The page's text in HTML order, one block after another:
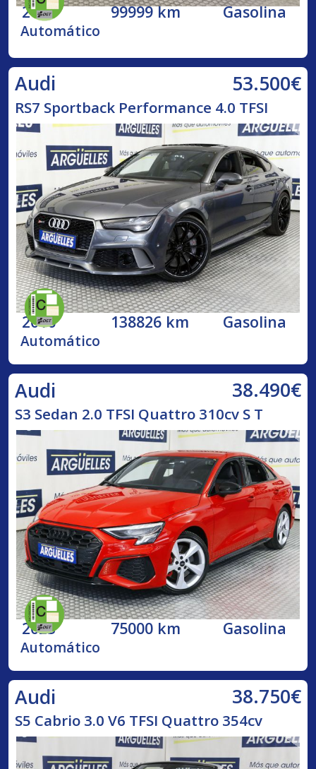
2009 99999 km Gasolina
Automático
Audi 53.500€
RS7 Sportback Performance 4.0 TFSI
2016 138826 km Gasolina
Automático
Audi 38.490€
S3 Sedan 2.0 TFSI Quattro 310cv S T
2023 75000 km Gasolina
Automático
Audi 38.750€
S5 Cabrio 3.0 V6 TFSI Quattro 354cv